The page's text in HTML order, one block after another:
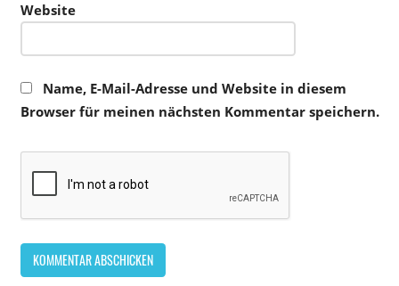
Website
Name, E-Mail-Adresse und Website in diesem
Browser für meinen nächsten Kommentar speichern.